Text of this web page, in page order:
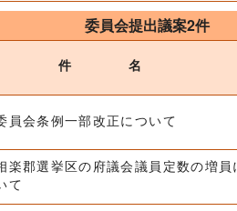
委員会提出議案2件
件 名
員会条例一部改正について
楽郡選挙区の府議会議員定数の増員
て